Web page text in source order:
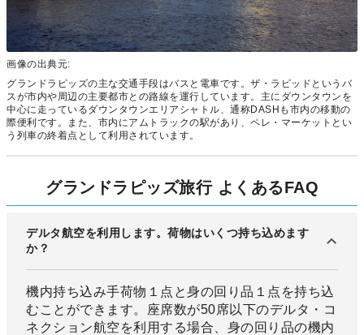
画像の出典元:
グランドラピッズの主な交通手段はバスと電車です。ザ・ラピッドというバ
スが市内や周辺の主要都市との路線を運行しています。主にダウンタウンを
中心に走っているダウンタウンエリアシャトル、通称DASHも市内の移動の
際便利です。また、市内にアムトラックの駅があり、ペレ・マーケットとい
う列車の終着点として利用されています。
グランドラピッズ旅行 よくあるFAQ
デルタ航空を利用します。荷物はいくつ持ち込めます
か？
機内持ち込み手荷物１点と身の回り品１点を持ち込
むことができます。座席数が50席以下のデルタ・コ
ネクション航空を利用する場合、身の回り品の機内